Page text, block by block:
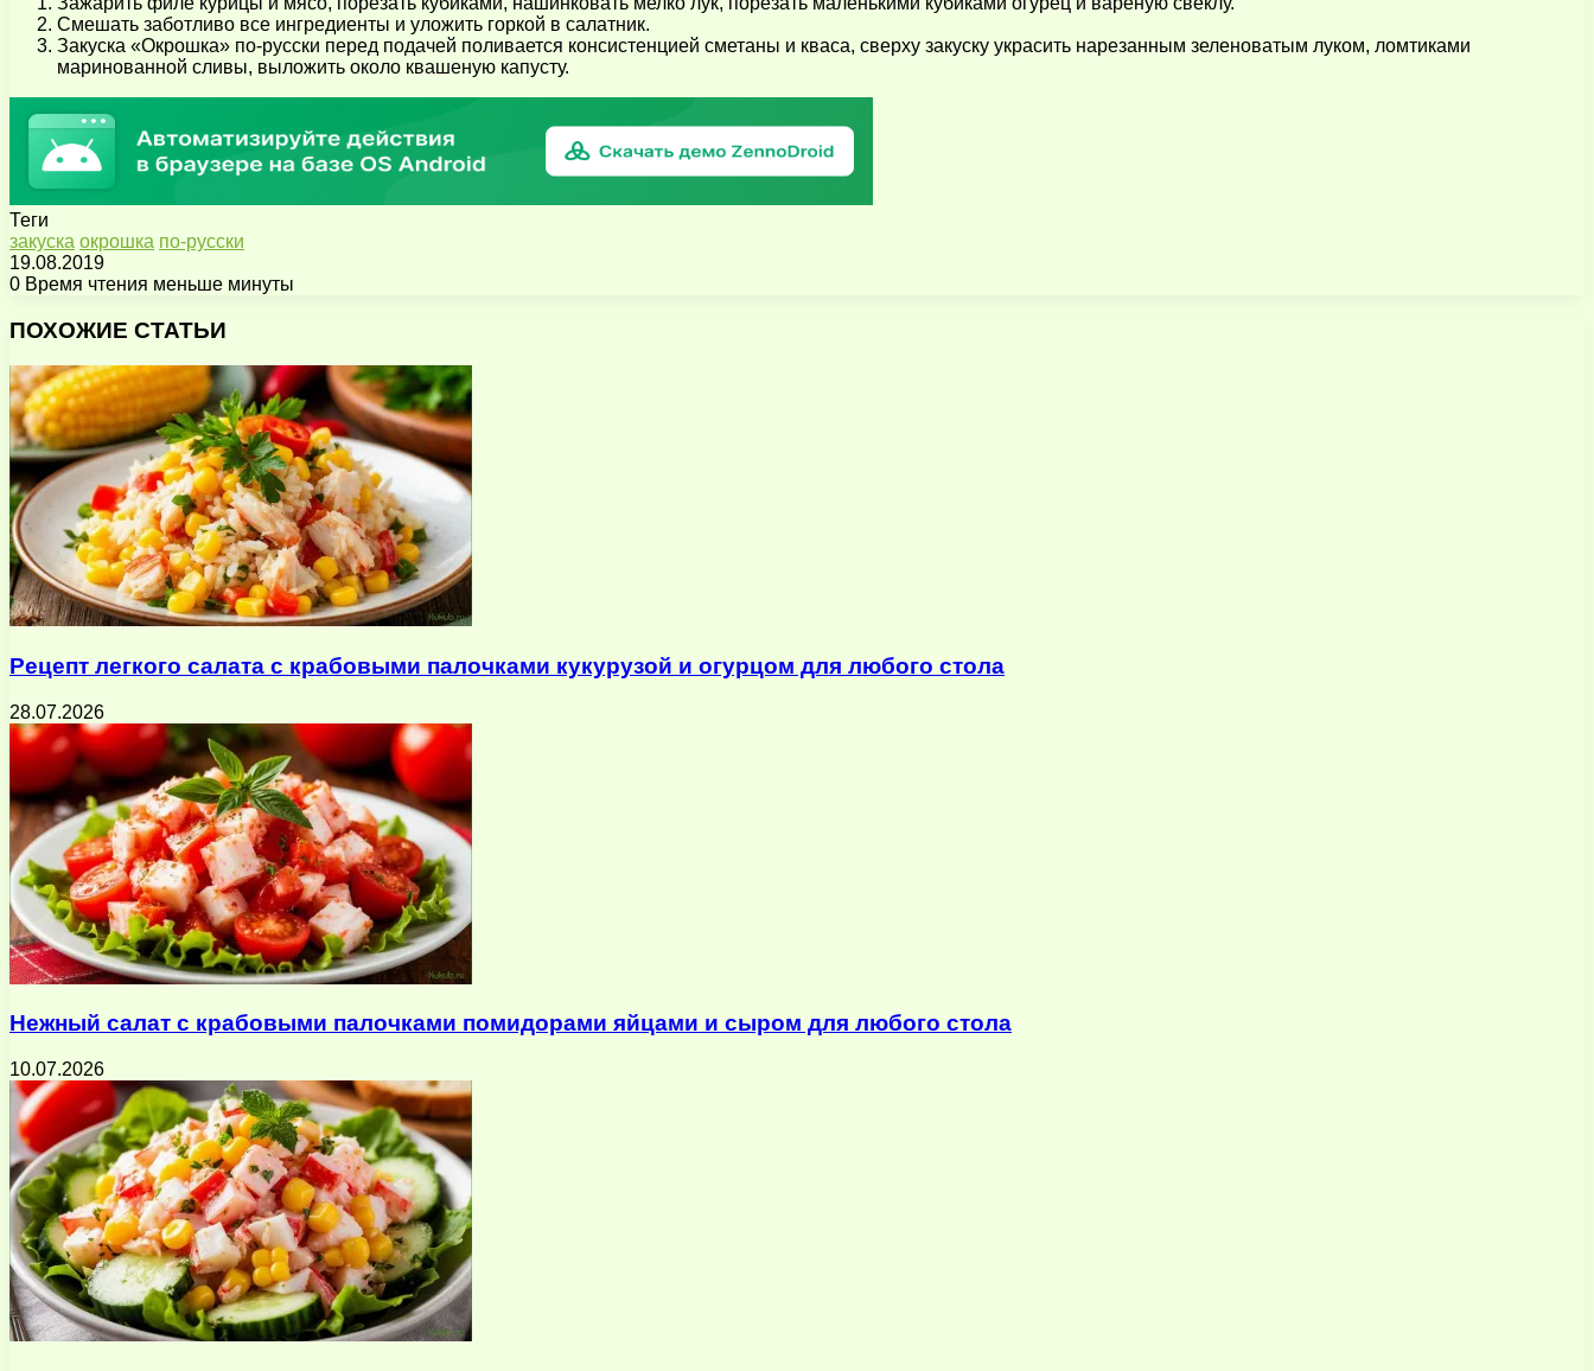
Смешать заботливо все ингредиенты и уложить горкой в салатник.
Закуска «Окрошка» по-русски перед подачей поливается консистенцией сметаны и кваса, сверху закуску украсить нарезанным зеленоватым луком, ломтиками
маринованной сливы, выложить около квашеную капусту.
Теги
закуска окрошка по-русски
19.08.2019
0 Время чтения меньше минуты
через
почту
ПОХОЖИЕ СТАТЬИ
Рецепт легкого салата с крабовыми палочками кукурузой и огурцом для любого стола
28.07.2026
Нежный салат с крабовыми палочками помидорами яйцами и сыром для любого стола
10.07.2026